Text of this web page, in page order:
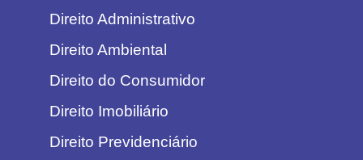
Direito Administrativo
Direito Ambiental
Direito do Consumidor
Direito Imobiliário
Direito Previdenciário